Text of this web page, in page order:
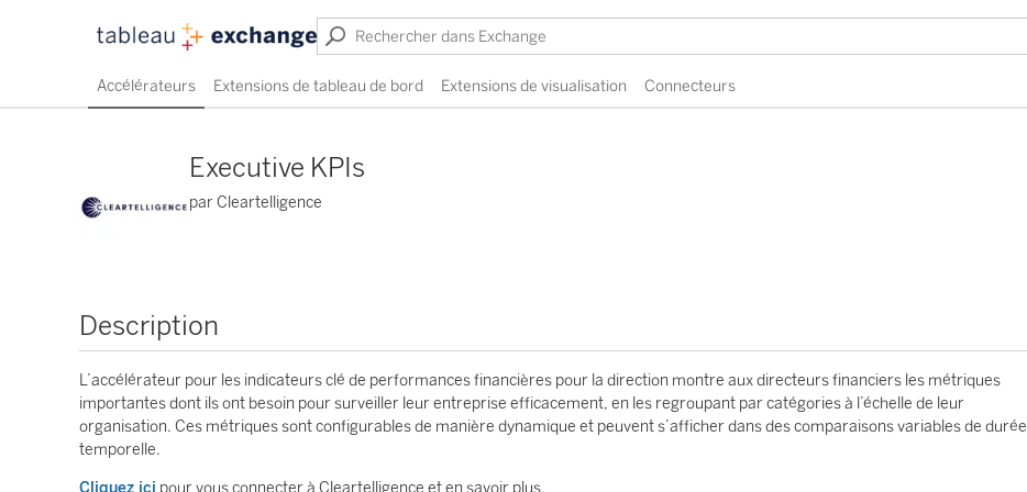
Accélérateurs Extensions de tableau de bord Extensions de visualisation Connecteurs
Executive KPIs
par Cleartelligence
Description
L’accélérateur pour les indicateurs clé de performances financières pour la direction montre aux directeurs financiers les métriques
importantes dont ils ont besoin pour surveiller leur entreprise efficacement, en les regroupant par catégories à l’échelle de leur
organisation. Ces métriques sont configurables de manière dynamique et peuvent s’afficher dans des comparaisons variables de durée
temporelle.
Cliquez ici pour vous connecter à Cleartelligence et en savoir plus.